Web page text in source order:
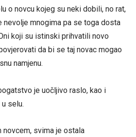
o novcu kojeg su neki dobili, no rat,
nevolje mnogima pa se toga dosta
koji su istinski prihvatili novo
da bi se taj novac mogao
namjenu.
je uočljivo raslo, kao i
selu.
svima je ostala